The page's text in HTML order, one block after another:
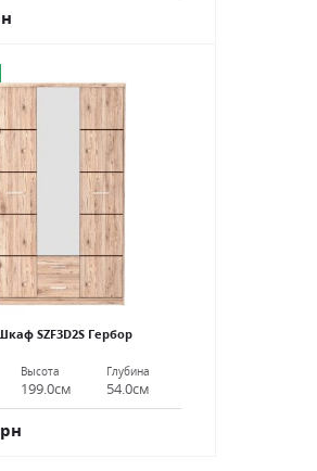
SZF3D2S Гербор
Высота
199.0см
Глубина
54.0см